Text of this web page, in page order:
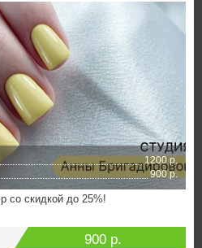
1200 р.
900 р.
со скидкой до 25%!
900 р.